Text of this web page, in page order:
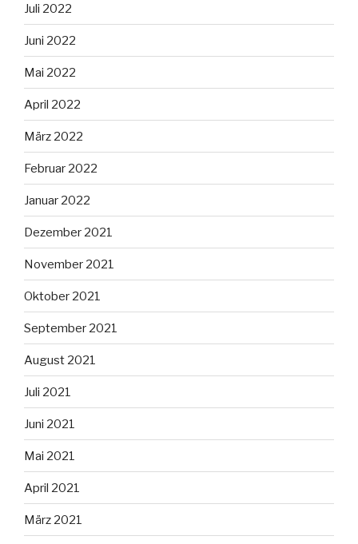
Juli 2022
Juni 2022
Mai 2022
April 2022
März 2022
Februar 2022
Januar 2022
Dezember 2021
November 2021
Oktober 2021
September 2021
August 2021
Juli 2021
Juni 2021
Mai 2021
April 2021
März 2021